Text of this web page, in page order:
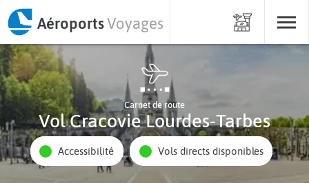
AéroportsVoyages
Carnet de route
Vol Cracovie Lourdes-Tarbes
Accessibilité Vols directs disponibles